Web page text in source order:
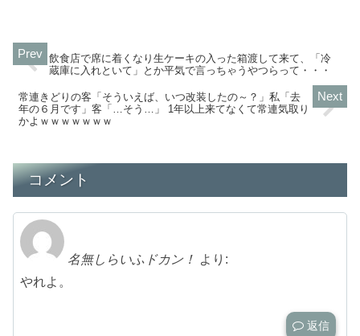
飲食店で席に着くなり生ケーキの入った箱渡して来て、「冷
蔵庫に入れといて」とか平気で言っちゃうやつらって・・・
常連きどりの客「そういえば、いつ改装したの～？」私「去
年の６月です」客「…そう…」 1年以上来てなくて常連気取り
かよｗｗｗｗｗｗｗ
コメント
名無しらいふドカン！ より:
やれよ。
返信